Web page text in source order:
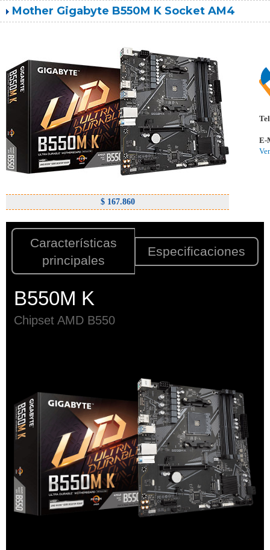
Mother Gigabyte B550M K Socket AM4
$ 167.860
Tel
E-
Características
principales
Especificaciones
B550M K
Chipset AMD B550